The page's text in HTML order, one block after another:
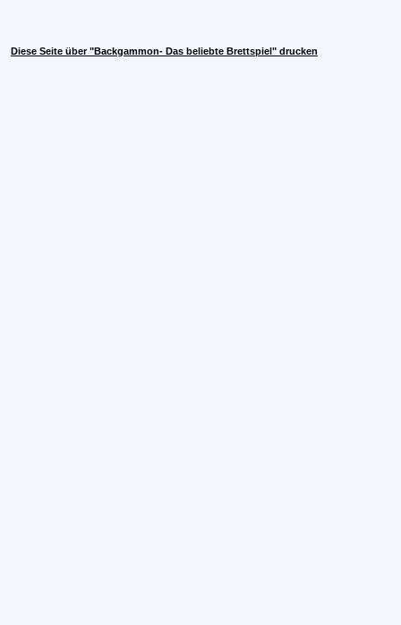
Diese Seite über "Backgammon- Das beliebte Brettspiel" drucken